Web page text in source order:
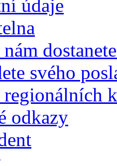
údaje
svého
regionálních
odkazy